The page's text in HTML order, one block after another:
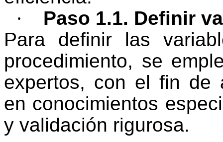
·
Paso 1.1. Definir
Para definir las
procedimiento, se
expertos, con el fin de
en conocimientos
y validación rigurosa.